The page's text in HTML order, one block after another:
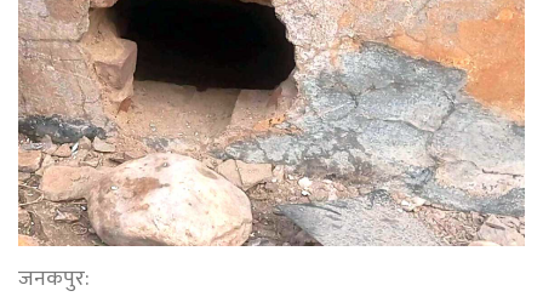
जनकपुर: